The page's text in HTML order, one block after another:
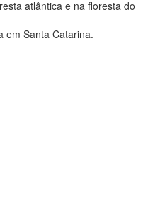
atlântica e na floresta do
em Santa Catarina.